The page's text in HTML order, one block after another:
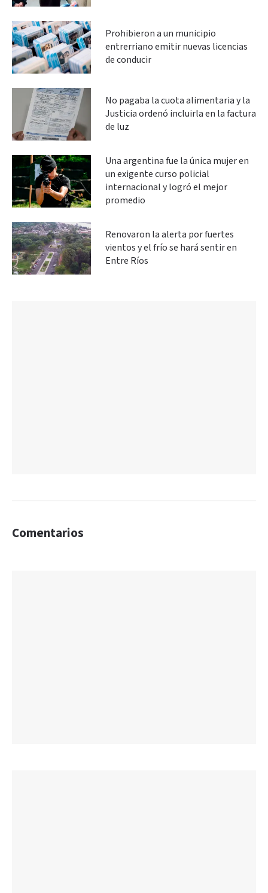
Prohibieron a un municipio
entrerriano emitir nuevas licencias
de conducir
No pagaba la cuota alimentaria y la
Justicia ordenó incluirla en la factura
de luz
Una argentina fue la única mujer en
un exigente curso policial
internacional y logró el mejor
promedio
Renovaron la alerta por fuertes
vientos y el frío se hará sentir en
Entre Ríos
Comentarios